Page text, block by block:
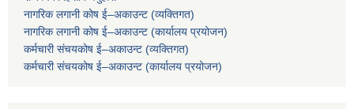
नागरिक लगानी कोष ई–अकाउन्ट (व्यक्तिगत)
नागरिक लगानी कोष ई–अकाउन्ट (कार्यालय प्रयोजन)
कर्मचारी संचयकोष ई–अकाउन्ट (व्यक्तिगत)
कर्मचारी संचयकोष ई–अकाउन्ट (कार्यालय प्रयोजन)